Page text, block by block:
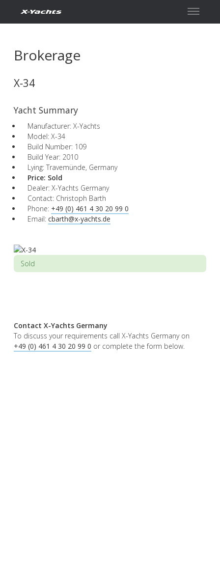
Brokerage
X-34
Yacht Summary
Manufacturer: X-Yachts
Model: X-34
Build Number: 109
Build Year: 2010
Lying: Travemünde, Germany
Price: Sold
Dealer: X-Yachts Germany
Contact: Christoph Barth
Phone: +49 (0) 461 4 30 20 99 0
Email: cbarth@x-yachts.de
Sold
Contact X-Yachts Germany
To discuss your requirements call X-Yachts Germany on
+49 (0) 461 4 30 20 99 0 or complete the form below.